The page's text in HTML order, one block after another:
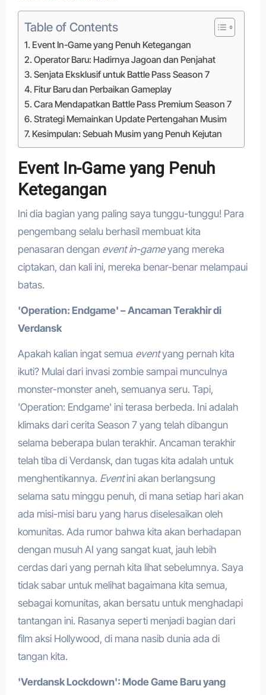
Table of Contents
Event In-Game yang Penuh Ketegangan
Operator Baru: Hadirnya Jagoan dan Penjahat
Senjata Eksklusif untuk Battle Pass Season 7
Fitur Baru dan Perbaikan Gameplay
Cara Mendapatkan Battle Pass Premium Season 7
Strategi Memainkan Update Pertengahan Musim
Kesimpulan: Sebuah Musim yang Penuh Kejutan
Event In-Game yang Penuh
Ketegangan
Ini dia bagian yang paling saya tunggu-tunggu! Para
pengembang selalu berhasil membuat kita
penasaran dengan event in-gameyang mereka
ciptakan, dan kali ini, mereka benar-benar melampaui
batas.
'Operation: Endgame' – Ancaman Terakhir di
Verdansk
Apakah kalian ingat semua eventyang pernah kita
ikuti? Mulai dari invasi zombie sampai munculnya
monster-monster aneh, semuanya seru. Tapi,
'Operation: Endgame' ini terasa berbeda. Ini adalah
klimaks dari cerita Season 7 yang telah dibangun
selama beberapa bulan terakhir. Ancaman terakhir
telah tiba di Verdansk, dan tugas kita adalah untuk
menghentikannya. Eventini akan berlangsung
selama satu minggu penuh, di mana setiap hari akan
ada misi-misi baru yang harus diselesaikan oleh
komunitas. Ada rumor bahwa kita akan berhadapan
dengan musuh AI yang sangat kuat, jauh lebih
cerdas dari yang pernah kita lihat sebelumnya. Saya
tidak sabar untuk melihat bagaimana kita semua,
sebagai komunitas, akan bersatu untuk menghadapi
tantangan ini. Rasanya seperti menjadi bagian dari
film aksi Hollywood, di mana nasib dunia ada di
tangan kita.
'Verdansk Lockdown': Mode Game Baru yang